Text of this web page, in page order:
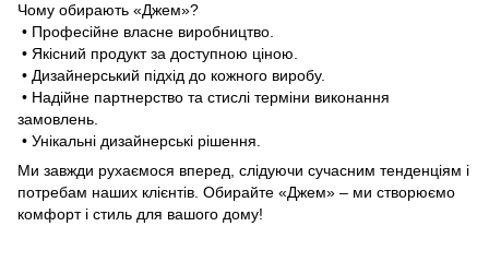
Чому обирають «Джем»?
• Професійне власне виробництво.
• Якісний продукт за доступною ціною.
• Дизайнерський підхід до кожного виробу.
• Надійне партнерство та стислі терміни виконання
замовлень.
• Унікальні дизайнерські рішення.
Ми завжди рухаємося вперед, слідуючи сучасним тенденціям і
потребам наших клієнтів. Обирайте «Джем» – ми створюємо
комфорт і стиль для вашого дому!